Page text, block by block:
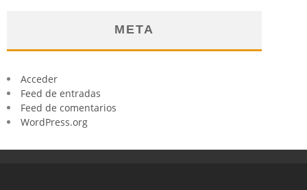
META
Acceder
Feed de entradas
Feed de comentarios
WordPress.org